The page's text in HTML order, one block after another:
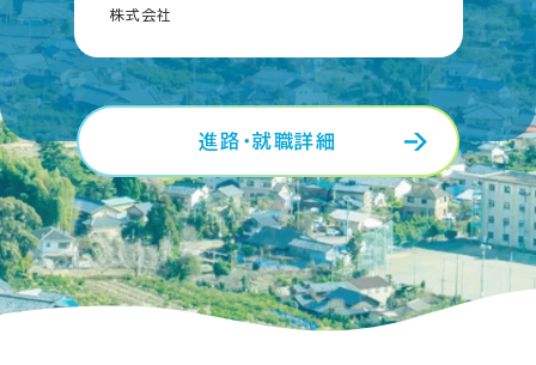
株式会社
進路・就職詳細